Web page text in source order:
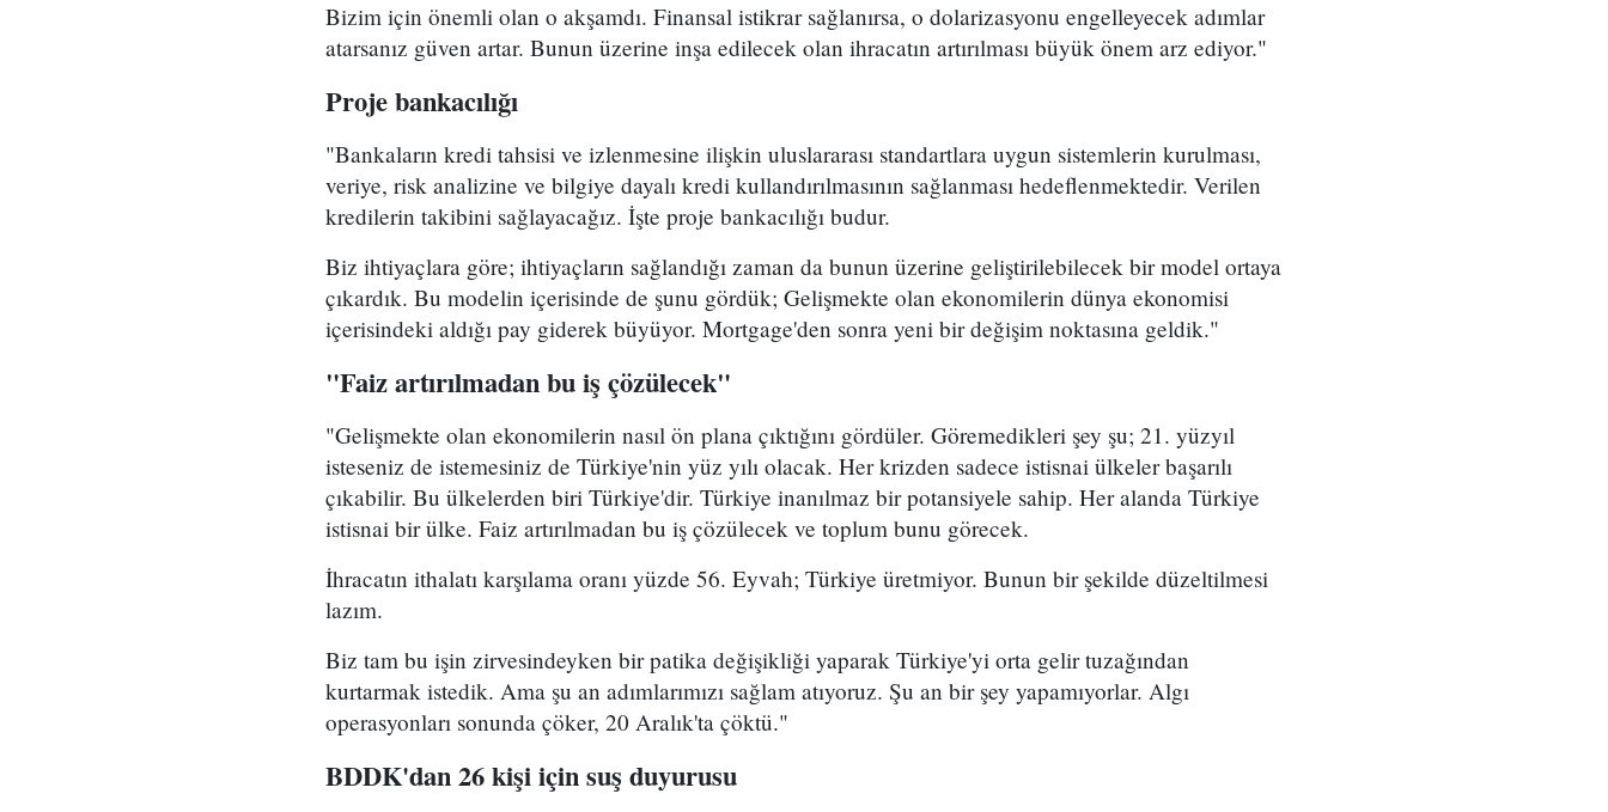
​Bizim için önemli olan o akşamdı. Finansal istikrar sağlanırsa, o dolarizasyonu engelleyecek adımlar
atarsanız güven artar. Bunun üzerine inşa edilecek olan ihracatın artırılması büyük önem arz ediyor."
Proje bankacılığı
"​Bankaların kredi tahsisi ve izlenmesine ilişkin uluslararası standartlara uygun sistemlerin kurulması,
veriye, risk analizine ve bilgiye dayalı kredi kullandırılmasının sağlanması hedeflenmektedir. Verilen
kredilerin takibini sağlayacağız. İşte proje bankacılığı budur.
​Biz ihtiyaçlara göre; ihtiyaçların sağlandığı zaman da bunun üzerine geliştirilebilecek bir model ortaya
çıkardık. Bu modelin içerisinde de şunu gördük; Gelişmekte olan ekonomilerin dünya ekonomisi
içerisindeki aldığı pay giderek büyüyor. Mortgage'den sonra yeni bir değişim noktasına geldik."
"Faiz artırılmadan bu iş çözülecek"
"​Gelişmekte olan ekonomilerin nasıl ön plana çıktığını gördüler. Göremedikleri şey şu; 21. yüzyıl
isteseniz de istemesiniz de Türkiye'nin yüz yılı olacak. Her krizden sadece istisnai ülkeler başarılı
çıkabilir. Bu ülkelerden biri Türkiye'dir. Türkiye inanılmaz bir potansiyele sahip. Her alanda Türkiye
istisnai bir ülke. Faiz artırılmadan bu iş çözülecek ve toplum bunu görecek.
​İhracatın ithalatı karşılama oranı yüzde 56. Eyvah; Türkiye üretmiyor. Bunun bir şekilde düzeltilmesi
lazım.
​Biz tam bu işin zirvesindeyken bir patika değişikliği yaparak Türkiye'yi orta gelir tuzağından
kurtarmak istedik. Ama şu an adımlarımızı sağlam atıyoruz. Şu an bir şey yapamıyorlar. Algı
operasyonları sonunda çöker, 20 Aralık'ta çöktü."
​BDDK'dan 26 kişi için suş duyurusu